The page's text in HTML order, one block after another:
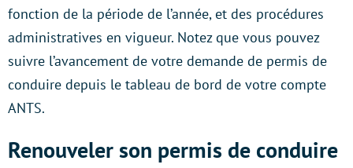
fonction de la période de l’année, et des procédures
administratives en vigueur. Notez que vous pouvez
suivre l’avancement de votre demande de permis de
conduire depuis le tableau de bord de votre compte
ANTS.
Renouveler son permis de conduire